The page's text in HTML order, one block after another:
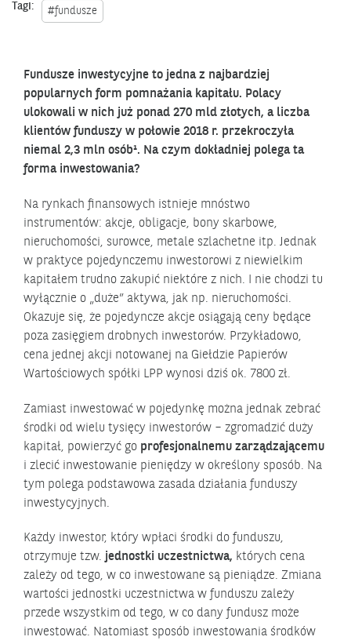
Tagi: #fundusze
Fundusze inwestycyjne to jedna z najbardziej
popularnych form pomnażania kapitału. Polacy
ulokowali w nich już ponad 270 mld złotych, a liczba
klientów funduszy w połowie 2018 r. przekroczyła
niemal 2,3 mln osób¹. Na czym dokładniej polega ta
forma inwestowania?
Na rynkach finansowych istnieje mnóstwo
instrumentów: akcje, obligacje, bony skarbowe,
nieruchomości, surowce, metale szlachetne itp. Jednak
w praktyce pojedynczemu inwestorowi z niewielkim
kapitałem trudno zakupić niektóre z nich. I nie chodzi tu
wyłącznie o „duże” aktywa, jak np. nieruchomości.
Okazuje się, że pojedyncze akcje osiągają ceny będące
poza zasięgiem drobnych inwestorów. Przykładowo,
cena jednej akcji notowanej na Giełdzie Papierów
Wartościowych spółki LPP wynosi dziś ok. 7800 zł.
Zamiast inwestować w pojedynkę można jednak zebrać
środki od wielu tysięcy inwestorów – zgromadzić duży
kapitał, powierzyć go profesjonalnemu zarządzającemu
i zlecić inwestowanie pieniędzy w określony sposób. Na
tym polega podstawowa zasada działania funduszy
inwestycyjnych.
Każdy inwestor, który wpłaci środki do funduszu,
otrzymuje tzw. jednostki uczestnictwa, których cena
zależy od tego, w co inwestowane są pieniądze. Zmiana
wartości jednostki uczestnictwa w funduszu zależy
przede wszystkim od tego, w co dany fundusz może
inwestować. Natomiast sposób inwestowania środków